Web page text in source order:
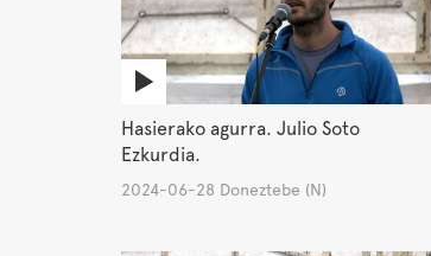
Hasierako agurra. Julio Soto
Ezkurdia.
2024-06-28 Doneztebe (N)